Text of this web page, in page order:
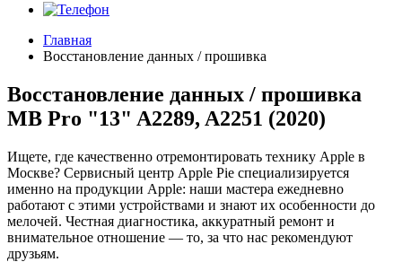
Главная
Восстановление данных / прошивка
Восстановление данных / прошивка
MB Pro "13" A2289, A2251 (2020)
Ищете, где качественно отремонтировать технику Apple в
Москве? Сервисный центр Apple Pie специализируется
именно на продукции Apple: наши мастера ежедневно
работают с этими устройствами и знают их особенности до
мелочей. Честная диагностика, аккуратный ремонт и
внимательное отношение — то, за что нас рекомендуют
друзьям.